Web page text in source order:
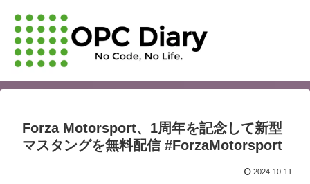
Forza Motorsport、1周年を記念して新型
マスタングを無料配信 #ForzaMotorsport
2024-10-11